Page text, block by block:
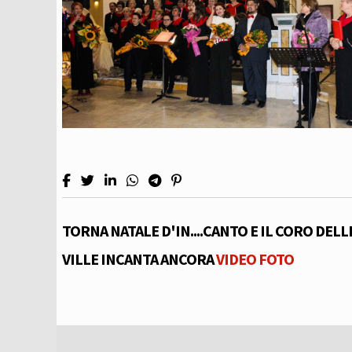
TORNA NATALE D'IN....CANTO E IL CORO
VILLE INCANTA ANCORAVIDEO FOTO